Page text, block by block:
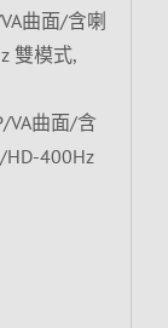
曲面/含喇
雙模式,
VA曲面/含
400Hz